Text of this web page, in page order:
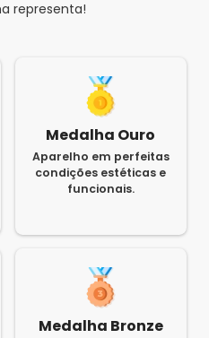
representa!
Medalha Ouro
Aparelho em perfeitas
condições estéticas e
funcionais.
Medalha Bronze